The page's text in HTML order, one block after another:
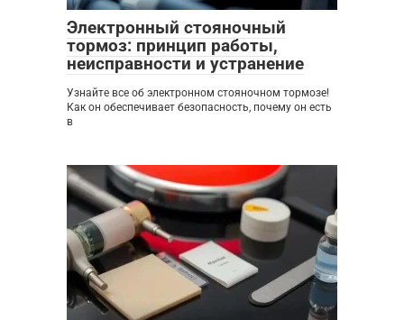
Электронный стояночный
тормоз: принцип работы,
неисправности и устранение
Узнайте все об электронном стояночном тормозе!
Как он обеспечивает безопасность, почему он есть
в